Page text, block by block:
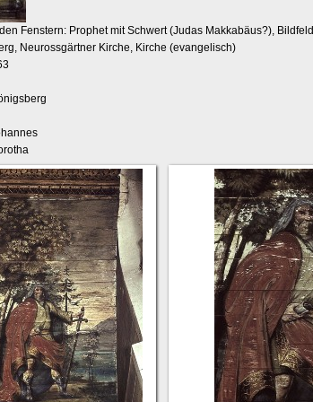
Fenstern: Prophet mit Schwert (Judas Makkabäus?), Bildfeld
Neurossgärtner Kirche, Kirche (evangelisch)